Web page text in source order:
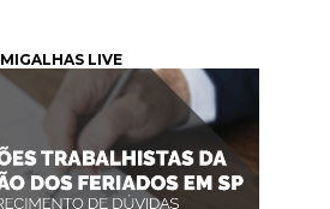
MIGALHAS LIVE